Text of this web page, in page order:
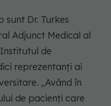
sunt Dr. Turkes
Adjunct Medical al
de
reprezentanți ai
„Având în
de pacienţi care